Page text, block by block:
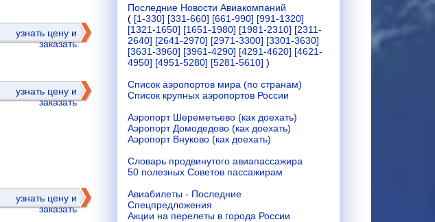
узнать цену и
заказать
узнать цену и
заказать
узнать цену и
заказать
Последние Новости Авиакомпаний
( [1-330] [331-660] [661-990] [991-1320]
[1321-1650] [1651-1980] [1981-2310] [2311-
2640] [2641-2970] [2971-3300] [3301-3630]
[3631-3960] [3961-4290] [4291-4620] [4621-
4950] [4951-5280] [5281-5610] )
Список аэропортов мира (по странам)
Список крупных аэропортов России
Аэропорт Шереметьево (как доехать)
Аэропорт Домодедово (как доехать)
Аэропорт Внуково (как доехать)
Словарь продвинутого авиапассажира
50 полезных Советов пассажирам
Авиабилеты - Последние
Спецпредложения
Акции на перелеты в города России